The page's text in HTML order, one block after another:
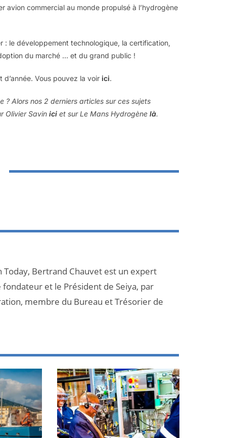
avion commercial au monde propulsé à l’hydrogène
: le développement technologique, la certification,
du marché … et du grand public !
Vous pouvez la voir ici.
? Alors nos 2 derniers articles sur ces sujets
Olivier Savin ici et sur Le Mans Hydrogène là.
Bertrand Chauvet est un expert
et le Président de Seiya, par
membre du Bureau et Trésorier de